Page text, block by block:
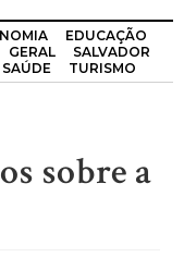
EDUCAÇÃO
GERAL
SALVADOR
SAÚDE TURISMO
sobre a